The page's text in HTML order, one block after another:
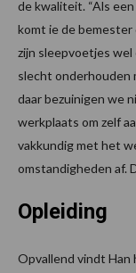
de kwaliteit. “Als
komt ie de
zijn sleepvoetjes
slecht onderhouden
daar bezuinigen we
werkplaats om zelf
vakkundig met het
omstandigheden af.
Opleiding
Opvallend vindt Han